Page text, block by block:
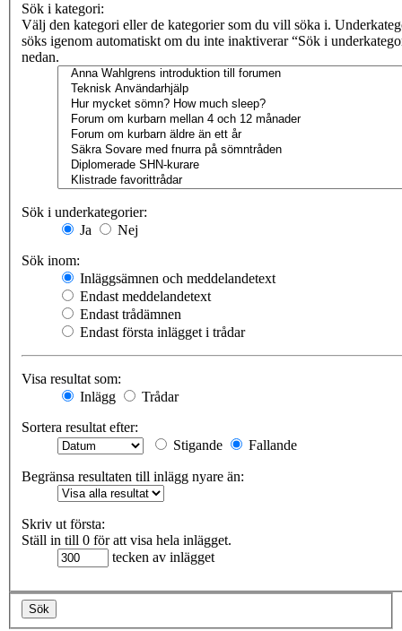
Sök i kategori:
Välj den kategori eller de kategorier som du vill söka i.
söks igenom automatiskt om du inte inaktiverar “Sök i
nedan.
Sök i underkategorier:
Ja
Nej
Sök inom:
Inläggsämnen och meddelandetext
Endast meddelandetext
Endast trådämnen
Endast första inlägget i trådar
Visa resultat som:
Inlägg
Trådar
Sortera resultat efter:
Stigande
Fallande
Begränsa resultaten till inlägg nyare än:
Skriv ut första:
Ställ in till 0 för att visa hela inlägget.
tecken av inlägget